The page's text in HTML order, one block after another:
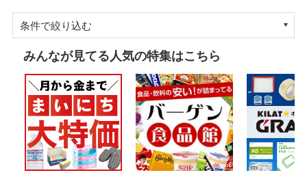
条件で絞り込む
みんなが見てる人気の特集はこちら